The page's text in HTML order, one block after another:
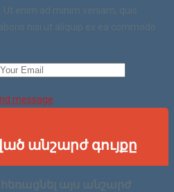
enim ad minim veniam, quis
nisi ut aliquip ex ea commodo
message
անշարժ գույքը
այս անշարժ